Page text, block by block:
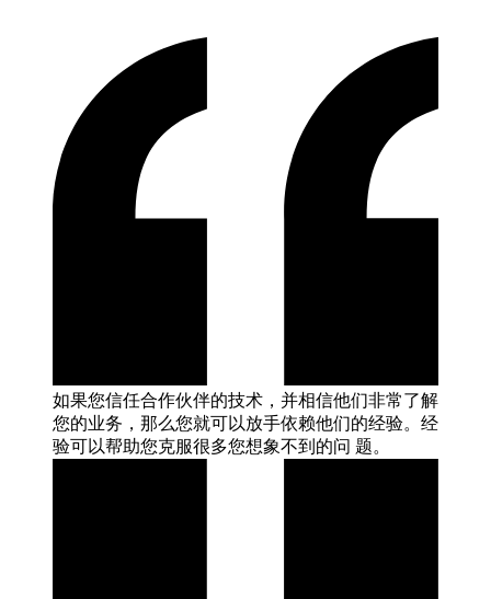
如果您信任合作伙伴的技术，并相信他们非常了解
您的业务，那么您就可以放手依赖他们的经验。经
验可以帮助您克服很多您想象不到的问 题。